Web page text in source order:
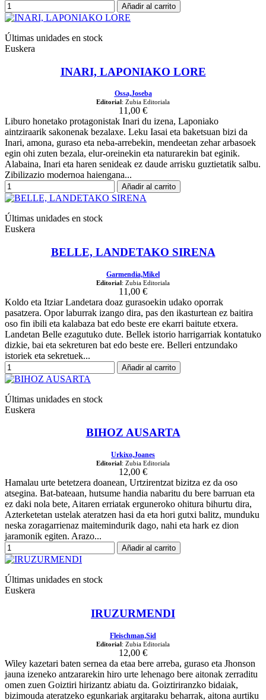
Añadir al carrito
Últimas unidades en stock
Euskera
INARI, LAPONIAKO LORE
Ossa,Joseba
Editorial : Zubia Editoriala
11,00 €
Liburo honetako protagonistak Inari du izena, Laponiako
aintziraarik sakonenak bezalaxe. Leku Iasai eta baketsuan bizi da
Inari, amona, guraso eta neba-arrebekin, mendeetan zehar arbasoek
egin ohi zuten bezala, elur-oreinekin eta naturarekin bat eginik.
Alabaina, Inari eta haren senideak ez daude arrisku guztietatik salbu.
Zibilizazio modernoa haiengana...
Añadir al carrito
Últimas unidades en stock
Euskera
BELLE, LANDETAKO SIRENA
Garmendia,Mikel
Editorial: Zubia Editoriala
11,00 €
Koldo eta Itziar Landetara doaz gurasoekin udako oporrak
pasatzera. Opor laburrak izango dira, pas den ikasturtean ez baitira
oso fin ibili eta kalabaza bat edo beste ere ekarri baitute etxera.
Landetan Belle ezagutuko dute. Bellek istorio harrigarriak kontatuko
dizkie, bai eta sekreturen bat edo beste ere. Belleri entzundako
istoriek eta sekretuek...
Añadir al carrito
Últimas unidades en stock
Euskera
BIHOZ AUSARTA
Urkixo,Joanes
Editorial: Zubia Editoriala
12,00 €
Hamalau urte betetzera doanean, Urtzirentzat bizitza ez da oso
atsegina. Bat-bateaan, hutsume handia nabaritu du bere barruan eta
ez daki nola bete, Aitaren erriatak erguneroko ohitura bihurtu dira,
Azterketetan ustelak ateratzen hasi da eta hori gutxi balitz, munduku
neska zoragarrienaz maitemindurik dago, nahi eta hark ez dion
jaramonik egiten. Arazo...
Añadir al carrito
Últimas unidades en stock
Euskera
IRUZURMENDI
Fleischman,Sid
Editorial: Zubia Editoriala
12,00 €
Wiley kazetari baten sernea da etaa bere arreba, guraso eta Jhonson
jauna izeneko antzararekin hiro urte lehenago bere aitonak zerraditu
omen zuen Goiztiri hirizantz abiatu da. Goiztiriranzko bidaiak,
bizimouda ateratzeko egunkariak argitaraku beharrak, aitona aurtiku